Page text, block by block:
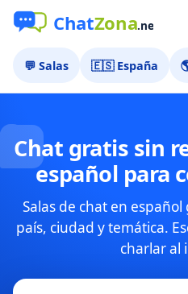
💬 Salas 🇪🇸 España
Chat gratis sin
español para
Salas de chat en
país, ciudad y temática.
charlar al